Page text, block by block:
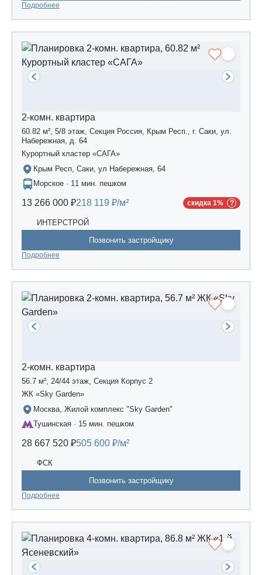
Подробнее
2-комн. квартира
60.82 м², 5/8 этаж, Секция Россия, Крым Респ., г. Саки, ул.
Набережная, д. 64
Курортный кластер «САГА»
Крым Респ, Саки, ул Набережная, 64
Морское · 11 мин. пешком
13 266 000 ₽218 119 ₽/м² скидка 1%
ИНТЕРСТРОЙ
Позвонить застройщику
Подробнее
2-комн. квартира
56.7 м², 24/44 этаж, Секция Корпус 2
ЖК «Sky Garden»
Москва, Жилой комплекс "Sky Garden"
Тушинская · 15 мин. пешком
28 667 520 ₽505 600 ₽/м²
ФСК
Позвонить застройщику
Подробнее